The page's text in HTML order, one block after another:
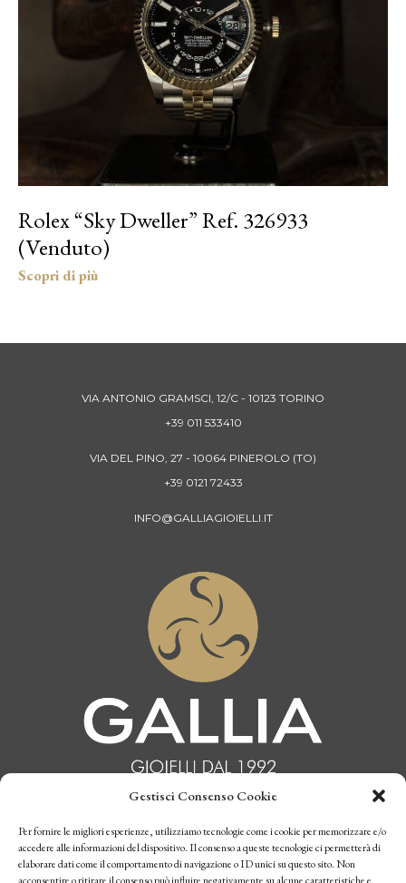
Gestisci Consenso Cookie
Per fornire le migliori esperienze, utilizziamo tecnologie come i cookie per memorizzare e/o
accedere alle informazioni del dispositivo. Il consenso a queste tecnologie ci permetterà di
elaborare dati come il comportamento di navigazione o ID unici su questo sito. Non
Rolex “Sky Dweller” Ref. 326933
(Venduto)
VIA ANTONIO GRAMSCI, 12/C - 10123 TORINO
+39 011 533410
VIA DEL PINO, 27 - 10064 PINEROLO (TO)
+39 0121 72433
INFO@GALLIAGIOIELLI.IT
INFORMATIVA PRIVACY
CONDIZIONI DI VENDITA